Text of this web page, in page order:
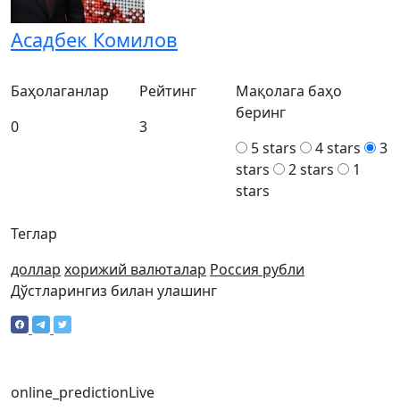
Асадбек Комилов
Теглар
доллар хорижий валюталар Россия рубли
Баҳолаганлар
0
Рейтинг
3
Мақолага баҳо
беринг
5 stars
4 stars
3
stars
2 stars
1
stars
Дўстларингиз билан улашинг
online_predictionLive